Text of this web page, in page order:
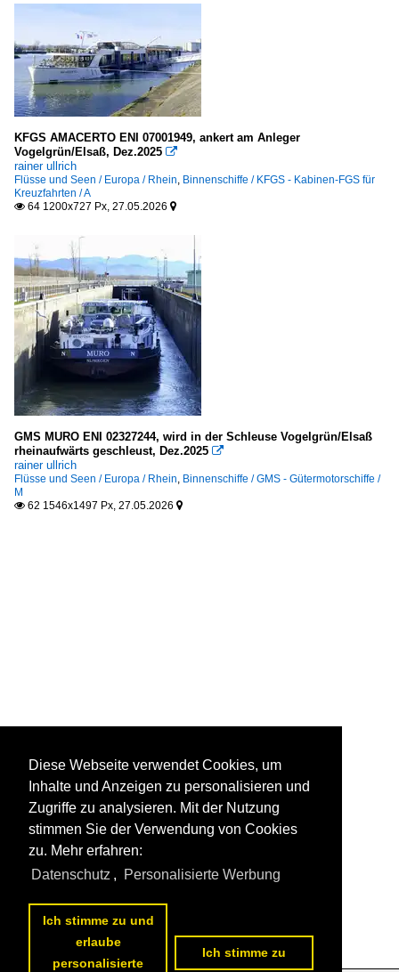
KFGS AMACERTO ENI 07001949, ankert am Anleger
Vogelgrün/Elsaß, Dez.2025 
rainer ullrich
Flüsse und Seen / Europa / Rhein, Binnenschiffe / KFGS - Kabinen-FGS für
Kreuzfahrten / A
 64 1200x727 Px, 27.05.2026 
GMS MURO ENI 02327244, wird in der Schleuse Vogelgrün/Elsaß
rheinaufwärts geschleust, Dez.2025 
rainer ullrich
Flüsse und Seen / Europa / Rhein, Binnenschiffe / GMS - Gütermotorschiffe /
M
 62 1546x1497 Px, 27.05.2026 
Diese Webseite verwendet Cookies, um
Inhalte und Anzeigen zu personalisieren und
Zugriffe zu analysieren. Mit der Nutzung
stimmen Sie der Verwendung von Cookies
zu. Mehr erfahren:
Datenschutz , Personalisierte Werbung
Ich stimme zu und
erlaube
personalisierte
Ich stimme zu